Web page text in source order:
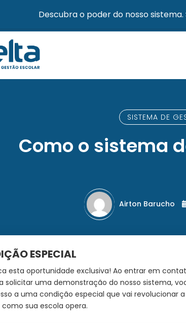
Descubra o poder do nosso
SISTEMA DE
Como o sistema
Airton Barucho
ESPECIAL
esta oportunidade exclusiva! Ao entrar em
solicitar uma demonstração do nosso sistema,
a uma condição especial que vai revolucionar a
sua escola opera.